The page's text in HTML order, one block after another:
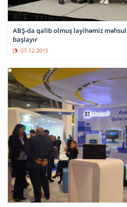
ABŞ-da qalib olmuş layihəmiz
başlayır
07-12-2015